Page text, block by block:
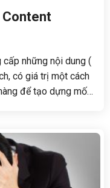
Content
những nội dung (
có giá trị một cách
để tạo dựng mối
sách chi cho